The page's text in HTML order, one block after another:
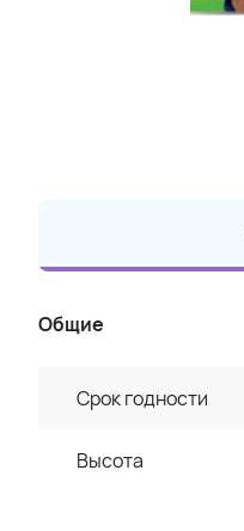
Общие
Срок годности
Высота